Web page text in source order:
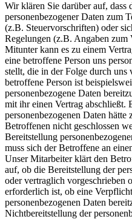
Wir klären Sie darüber auf, dass
personenbezogener Daten zum
(z.B. Steuervorschriften) oder
Regelungen (z.B. Angaben zum
Mitunter kann es zu einem
eine betroffene Person uns
stellt, die in der Folge durch uns
betroffene Person ist
personenbezogene Daten
mit ihr einen Vertrag abschließt.
personenbezogenen Daten
Betroffenen nicht geschlossen
Bereitstellung
muss sich der Betroffene an
Unser Mitarbeiter klärt den
auf, ob die Bereitstellung der
oder vertraglich vorgeschrieben
erforderlich ist, ob eine
personenbezogenen Daten
Nichtbereitstellung der